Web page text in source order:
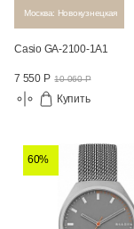
Москва: Новокузнецкая
Casio GA-2100-1A1
7 550 Р 10 060 Р
Купить
60%